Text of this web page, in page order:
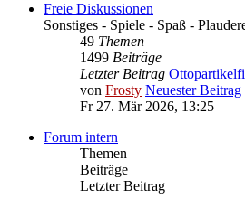
Freie Diskussionen
Sonstiges - Spiele - Spaß -
49 Themen
1499 Beiträge
Letzter Beitrag
von Frosty Neuester Beitrag
Fr 27. Mär 2026, 13:25
Forum intern
Themen
Beiträge
Letzter Beitrag